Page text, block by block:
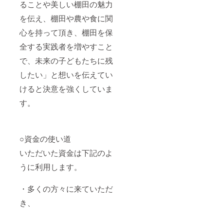
ることや美しい棚田の魅力
を伝え、棚田や農や食に関
心を持って頂き、棚田を保
全する実践者を増やすこと
で、未来の子どもたちに残
したい」と想いを伝えてい
けると決意を強くしていま
す。
○資金の使い道
いただいた資金は下記のよ
うに利用します。
・多くの方々に来ていただ
き、